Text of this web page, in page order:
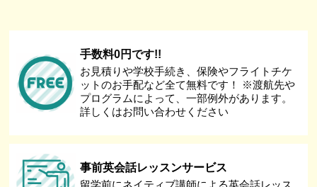
手数料0円です!!
お見積りや学校手続き、保険やフライトチケ
ットのお手配など全て無料です！ ※渡航先や
プログラムによって、一部例外があります。
詳しくはお問い合わせください
事前英会話レッスンサービス
留学前にネイティブ講師による英会話レッス